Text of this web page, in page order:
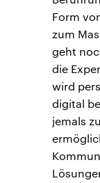
Form
zum
geht
die
wird
digital
jemals